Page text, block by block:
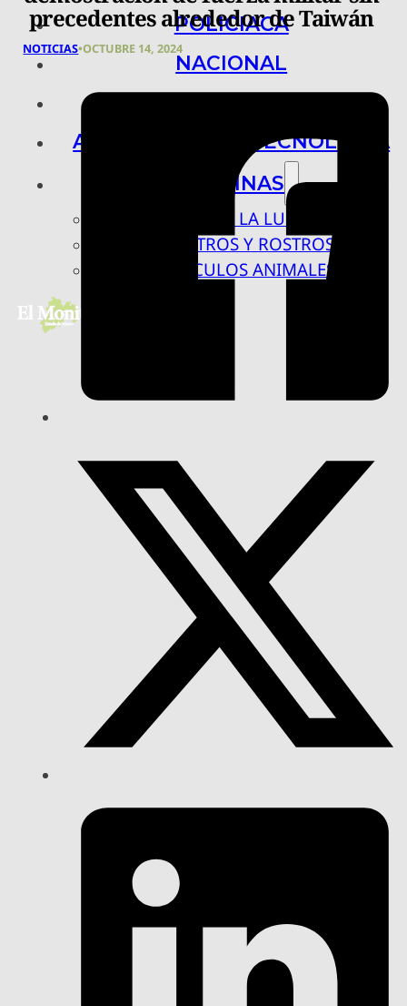
POLICIACA
NACIONAL
ARTE, CIENCIA Y TECNOLOGÍA
COLUMNAS
BAJO LA LUPA
RASTROS Y ROSTROS
VÍNCULOS ANIMALES
precedentes alrededor de Taiwán
NOTICIAS•OCTUBRE 14, 2024